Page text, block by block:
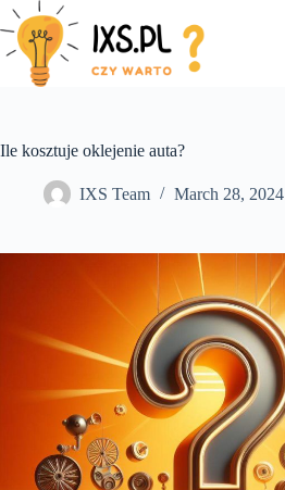
Skip
to
content
Ile kosztuje oklejenie auta?
IXS Team March 28, 2024